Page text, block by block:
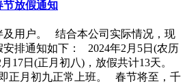
节放假通知
及用户。 结合本公司实际情况，现
安排通知如下： 2024年2月5日(农历
17日(正月初八)，放假共计13天。
正月初九正常上班。 春节将至，千